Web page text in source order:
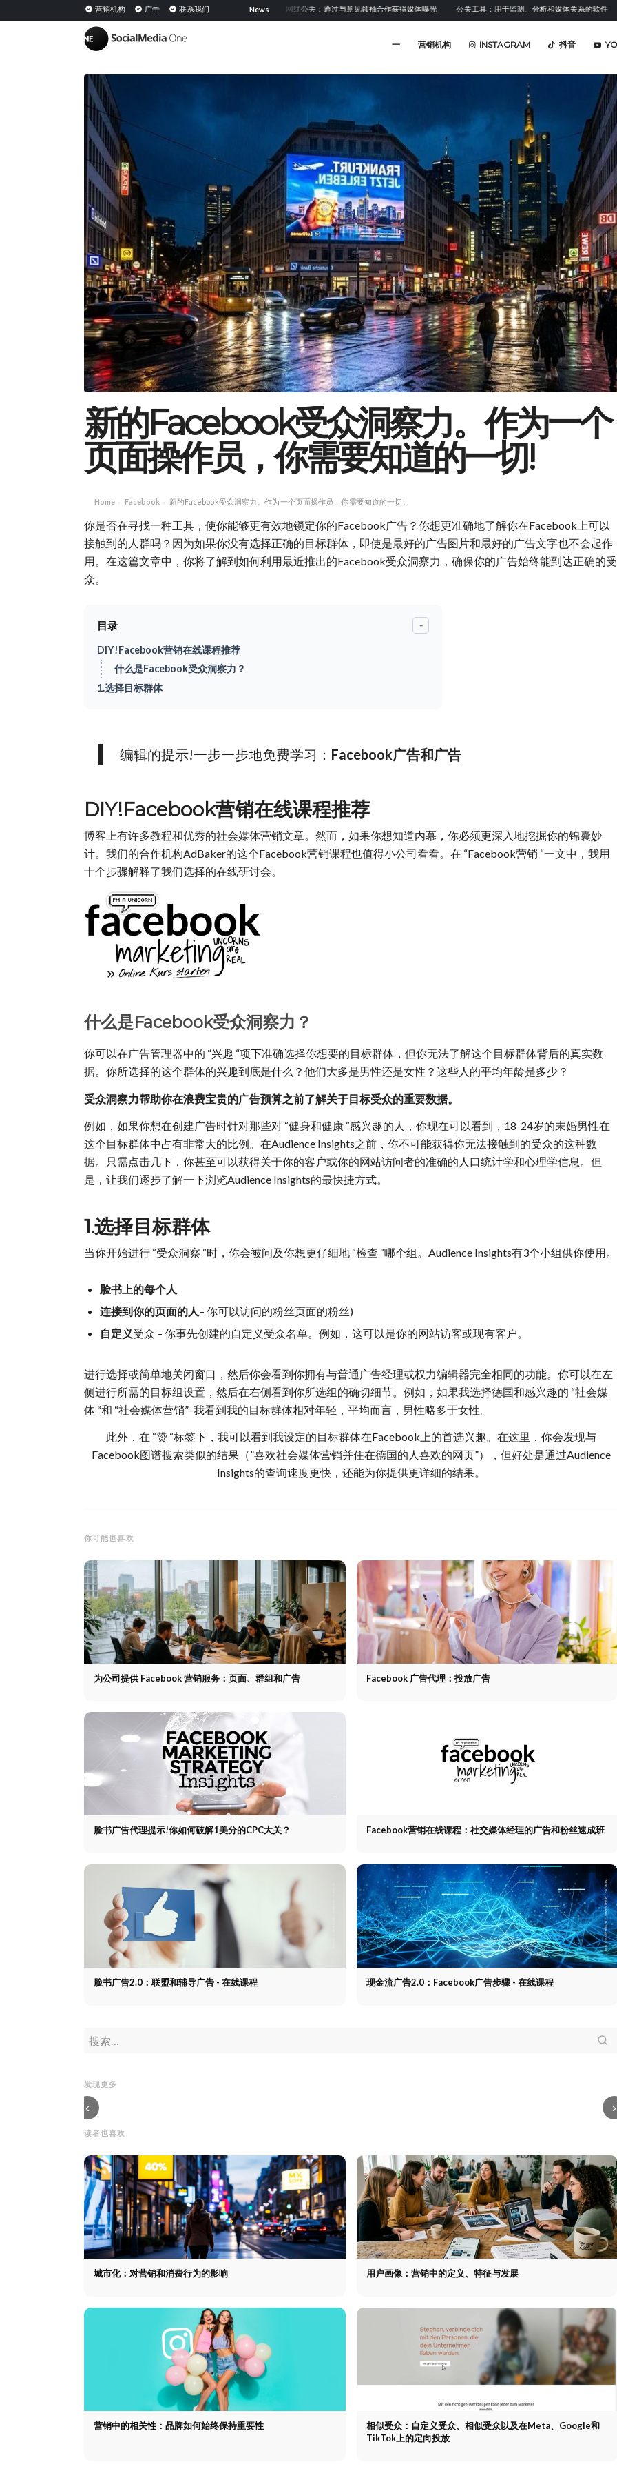
营销机构 广告 联系我们 News
共享媒体：定义、意义及在 PESO 模型中的策略 网红公关：通过与意见领袖合作获得媒体曝光 公关工具：用于监测、分析和媒体关系的软件 情感分
一 营销机构 INSTAGRAM 抖音
新的Facebook受众洞察力。作为一个
页面操作员，你需要知道的一切!
Home › Facebook › 新的Facebook受众洞察力。作为一个页面操作员，你需要知道的一切!
你是否在寻找一种工具，使你能够更有效地锁定你的Facebook广告？你想更准确地了解你在Facebook上可以
接触到的人群吗？因为如果你没有选择正确的目标群体，即使是最好的广告图片和最好的广告文字也不会起作
用。在这篇文章中，你将了解到如何利用最近推出的Facebook受众洞察力，确保你的广告始终能到达正确的受
众。
目录 -
DIY!Facebook营销在线课程推荐
什么是Facebook受众洞察力？
1.选择目标群体
编辑的提示!一步一步地免费学习： Facebook广告和广告
DIY!Facebook营销在线课程推荐
博客上有许多教程和优秀的社会媒体营销文章。然而，如果你想知道内幕，你必须更深入地挖掘你的锦囊妙
计。我们的合作机构AdBaker的这个Facebook营销课程也值得小公司看看。在 “Facebook营销 “一文中，我用
十个步骤解释了我们选择的在线研讨会。
什么是Facebook受众洞察力？
你可以在广告管理器中的 “兴趣 “项下准确选择你想要的目标群体，但你无法了解这个目标群体背后的真实数
据。你所选择的这个群体的兴趣到底是什么？他们大多是男性还是女性？这些人的平均年龄是多少？
受众洞察力帮助你在浪费宝贵的广告预算之前了解关于目标受众的重要数据。
例如，如果你想在创建广告时针对那些对 “健身和健康 “感兴趣的人，你现在可以看到，18-24岁的未婚男性在
这个目标群体中占有非常大的比例。在Audience Insights之前，你不可能获得你无法接触到的受众的这种数
据。只需点击几下，你甚至可以获得关于你的客户或你的网站访问者的准确的人口统计学和心理学信息。但
是，让我们逐步了解一下浏览Audience Insights的最快捷方式。
1.选择目标群体
当你开始进行 “受众洞察 “时，你会被问及你想更仔细地 “检查 “哪个组。Audience Insights有3个小组供你使用。
脸书上的每个人
连接到你的页面的人– 你可以访问的粉丝页面的粉丝)
自定义受众 – 你事先创建的自定义受众名单。例如，这可以是你的网站访客或现有客户。
进行选择或简单地关闭窗口，然后你会看到你拥有与普通广告经理或权力编辑器完全相同的功能。你可以在左
侧进行所需的目标组设置，然后在右侧看到你所选组的确切细节。例如，如果我选择德国和感兴趣的 “社会媒
体 “和 “社会媒体营销”–我看到我的目标群体相对年轻，平均而言，男性略多于女性。
此外，在 “赞 “标签下，我可以看到我设定的目标群体在Facebook上的首选兴趣。在这里，你会发现与
Facebook图谱搜索类似的结果（”喜欢社会媒体营销并住在德国的人喜欢的网页”），但好处是通过Audience
Insights的查询速度更快，还能为你提供更详细的结果。
你可能也喜欢
为公司提供 Facebook 营销服务：页面、群组和广告 Facebook 广告代理：投放广告
脸书广告代理提示!你如何破解1美分的CPC大关？ Facebook营销在线课程：社交媒体经理的广告和粉丝速成班
脸书广告2.0：联盟和辅导广告 - 在线课程 现金流广告2.0：Facebook广告步骤 - 在线课程
发现更多
‹
量：10倍的覆盖率 - 在
›
读者也喜欢
城市化：对营销和消费行为的影响 用户画像：营销中的定义、特征与发展
营销中的相关性：品牌如何始终保持重要性
相似受众：自定义受众、相似受众以及在Meta、Google和
TikTok上的定向投放